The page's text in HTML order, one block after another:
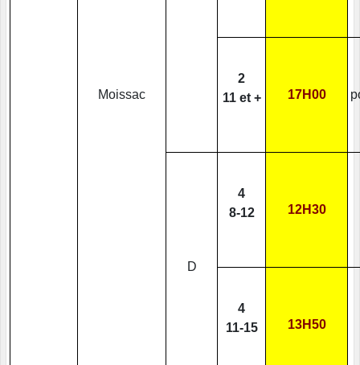
Moissac
2
11 et +
17H00
D
4
8-12
12H30
4
11-15
13H50